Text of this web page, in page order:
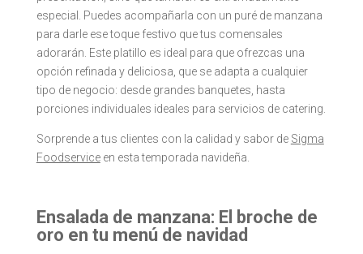
especial. Puedes acompañarla con un puré de manzana
para darle ese toque festivo que tus comensales
adorarán. Este platillo es ideal para que ofrezcas una
opción refinada y deliciosa, que se adapta a cualquier
tipo de negocio: desde grandes banquetes, hasta
porciones individuales ideales para servicios de catering.
Sorprende a tus clientes con la calidad y sabor de Sigma
Foodserviceen esta temporada navideña.
Ensalada de manzana: El broche de
oro en tu menú de navidad